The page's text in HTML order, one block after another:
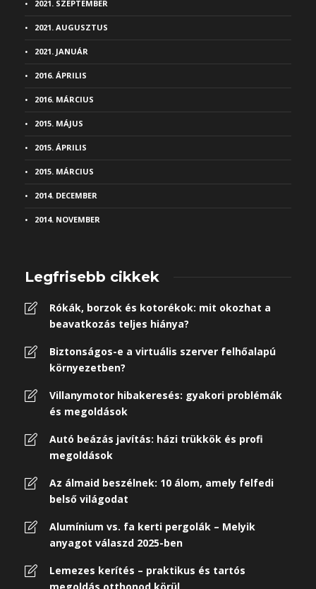
2021. SZEPTEMBER
2021. AUGUSZTUS
2021. JANUÁR
2016. ÁPRILIS
2016. MÁRCIUS
2015. MÁJUS
2015. ÁPRILIS
2015. MÁRCIUS
2014. DECEMBER
2014. NOVEMBER
Legfrisebb cikkek
Rókák, borzok és kotorékok: mit okozhat a
beavatkozás teljes hiánya?
Biztonságos-e a virtuális szerver felhőalapú
környezetben?
Villanymotor hibakeresés: gyakori problémák
és megoldások
Autó beázás javítás: házi trükkök és profi
megoldások
Az álmaid beszélnek: 10 álom, amely felfedi
belső világodat
Alumínium vs. fa kerti pergolák – Melyik
anyagot válaszd 2025-ben
Lemezes kerítés – praktikus és tartós